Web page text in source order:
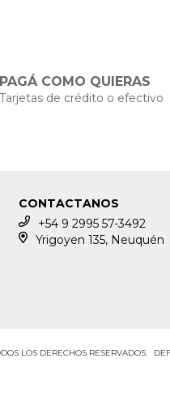
PAGÁ COMO QUIERAS
Tarjetas de crédito o efectivo
CONTACTANOS
+54 9 2995 57-3492
Yrigoyen 135, Neuquén
LOS DERECHOS RESERVADOS.